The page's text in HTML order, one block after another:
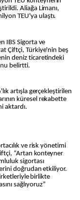
Aliağa Limanı,
TEU'ya ulaştı.
IBS Sigorta ve
Çiftçi, Türkiye'nin beş
deniz ticaretindeki
belirtti.
artışla gerçekleştirilen
küresel rekabette
aktardı.
ve risk yönetimi
“Artan konteyner
sigortası
doğrudan etkiliyor.
birlikte
sağlıyoruz”